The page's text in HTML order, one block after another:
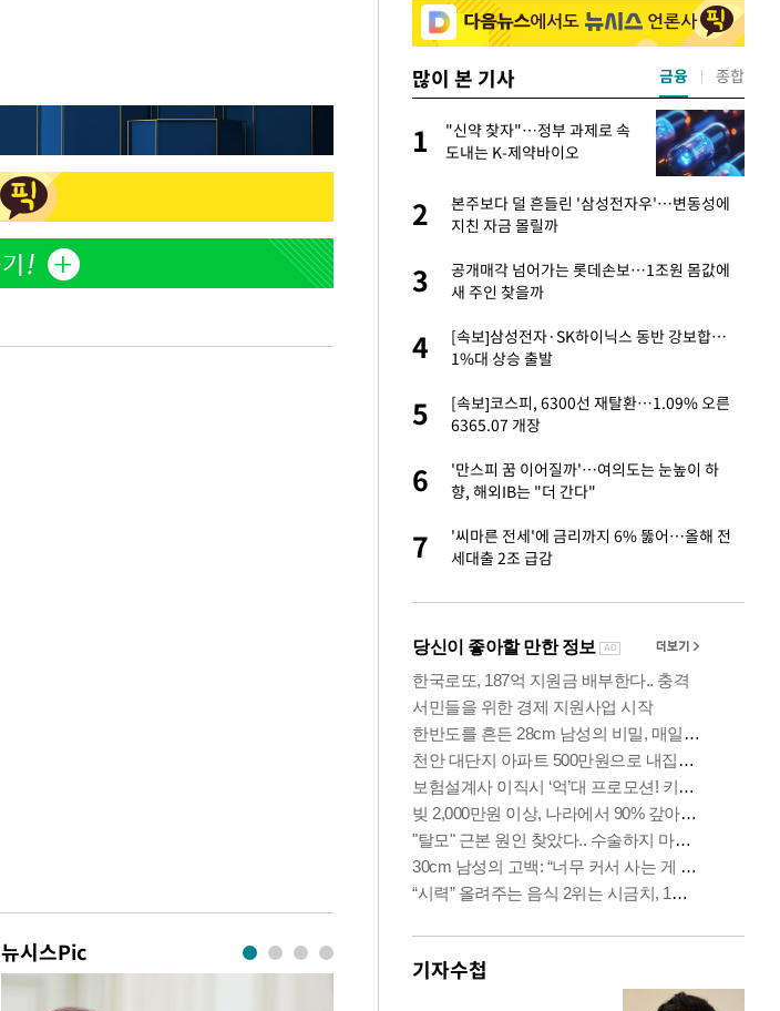
뉴시스Pic
많이 본 기사
"서장훈, 28억에 산 서초 건물
450억에 매물로"
2
3
"여군 지원 막힌 UDT 훈련 직접 해봤습니
다"…707 출신 女유튜버 '완벽 소화'
4
1
"신약 찾자"…정부 과제로 속
도내는 K-제약바이오
2
본주보다 덜 흔들린 '삼성전자우'…변동성에
지친 자금 몰릴까
3
공개매각 넘어가는 롯데손보…1조원 몸값에
새 주인 찾을까
4
[속보]삼성전자·SK하이닉스 동반 강보합…
1%대 상승 출발
5
[속보]코스피, 6300선 재탈환…1.09% 오른
6365.07 개장
6
'만스피 꿈 이어질까'…여의도는 눈높이 하
향, 해외IB는 "더 간다"
7
'씨마른 전세'에 금리까지 6% 뚫어…올해 전
세대출 2조 급감
금융 종합
기자수첩